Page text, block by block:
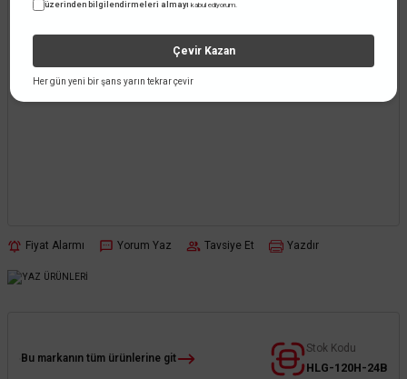
Fiyat Alarmı Yorum Yaz Tavsiye Et Yazdır
Bu markanın tüm ürünlerine git
Stok Kodu
HLG-120H-24B
üzerinden bilgilendirmeleri almayı kabul ediyorum.
Çevir Kazan
Her gün yeni bir şans yarın tekrar çevir